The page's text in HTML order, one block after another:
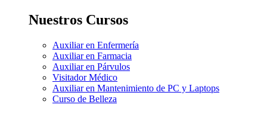
Nuestros Cursos
Auxiliar en Enfermería
Auxiliar en Farmacia
Auxiliar en Párvulos
Visitador Médico
Auxiliar en Mantenimiento de PC y Laptops
Curso de Belleza